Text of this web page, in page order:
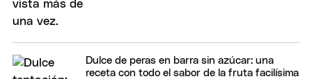
Dulce de peras en barra sin azúcar: una
receta con todo el sabor de la fruta facilísima